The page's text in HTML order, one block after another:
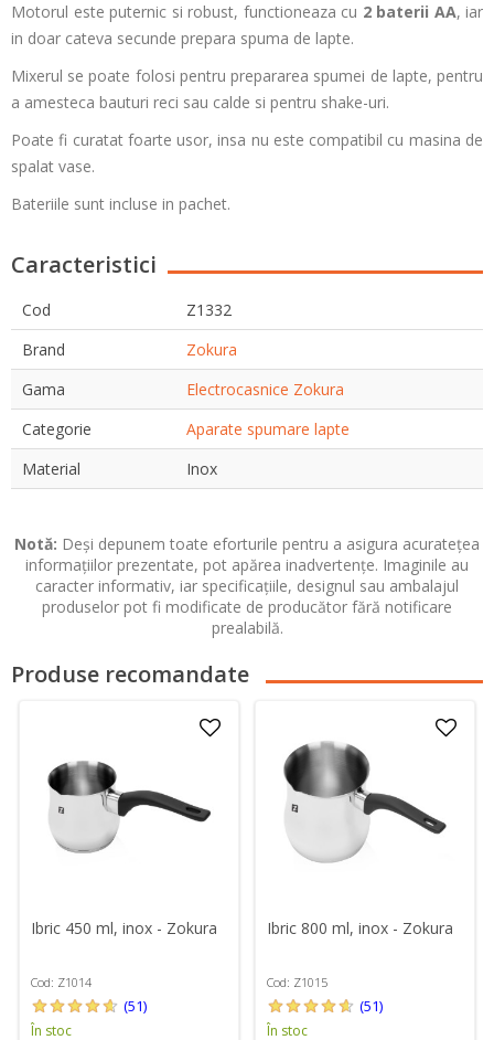
Motorul este puternic si robust, functioneaza cu 2 baterii AA, iar
in doar cateva secunde prepara spuma de lapte.
Mixerul se poate folosi pentru prepararea spumei de lapte, pentru
a amesteca bauturi reci sau calde si pentru shake-uri.
Poate fi curatat foarte usor, insa nu este compatibil cu masina de
spalat vase.
Bateriile sunt incluse in pachet.
Caracteristici
Cod
Z1332
Brand
Zokura
Gama
Electrocasnice Zokura
Categorie
Aparate spumare lapte
Material
Inox
Notă: Deși depunem toate eforturile pentru a asigura acuratețea
informațiilor prezentate, pot apărea inadvertențe. Imaginile au
caracter informativ, iar specificațiile, designul sau ambalajul
produselor pot fi modificate de producător fără notificare
prealabilă.
Produse recomandate
Ibric 450 ml, inox - Zokura
Cod: Z1014
(51)
În stoc
Ibric 800 ml, inox - Zokura
Cod: Z1015
(51)
În stoc